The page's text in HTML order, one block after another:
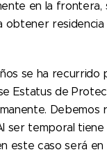
en la frontera,
obtener
se ha
Estatus de
Debemos
ser temporal
este caso será en